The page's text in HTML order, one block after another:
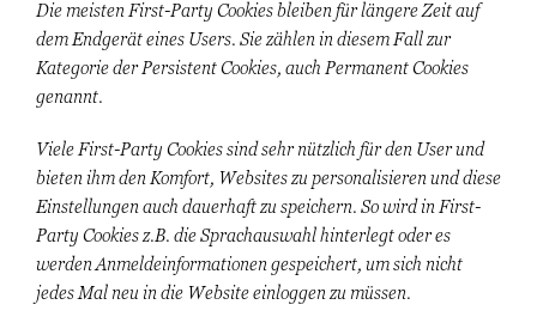
Die meisten First-Party Cookies bleiben für längere Zeit auf
dem Endgerät eines Users. Sie zählen in diesem Fall zur
Kategorie der Persistent Cookies, auch Permanent Cookies
genannt.
Viele First-Party Cookies sind sehr nützlich für den User und
bieten ihm den Komfort, Websites zu personalisieren und diese
Einstellungen auch dauerhaft zu speichern. So wird in First-
Party Cookies z.B. die Sprachauswahl hinterlegt oder es
werden Anmeldeinformationen gespeichert, um sich nicht
jedes Mal neu in die Website einloggen zu müssen.